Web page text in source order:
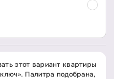
этот вариант квартиры
Палитра подобрана,